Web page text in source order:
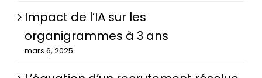
Impact de l’IA sur les
organigrammes à 3 ans
mars 6, 2025